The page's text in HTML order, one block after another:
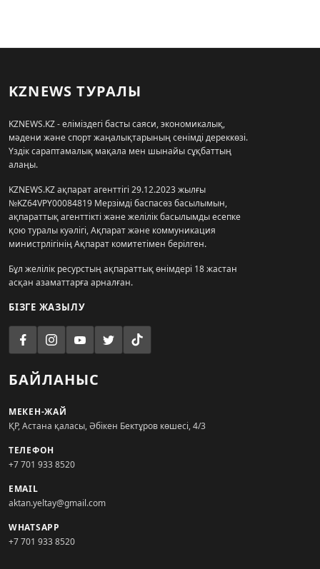
KZNEWS ТУРАЛЫ
KZNEWS.KZ - еліміздегі басты саяси, экономикалық,
мәдени және спорт жаңалықтарының сенімді дереккөзі.
Үздік сараптамалық мақала мен шынайы сұқбаттың
алаңы.
KZNEWS.KZ ақпарат агенттігі 29.12.2023 жылғы
№KZ64VPY00084819 Мерзімді баспасөз басылымын,
ақпараттық агенттікті және желілік басылымды есепке
қою туралы куәлігі, Ақпарат және коммуникация
министрлігінің Ақпарат комитетімен берілген.
Бұл желілік ресурстың ақпараттық өнімдері 18 жастан
асқан азаматтарға арналған.
БІЗГЕ ЖАЗЫЛУ
БАЙЛАНЫС
МЕКЕН-ЖАЙ
ҚР, Астана қаласы, Әбікен Бектұров көшесі, 4/3
ТЕЛЕФОН
+7 701 933 8520
EMAIL
aktan.yeltay@gmail.com
WHATSAPP
+7 701 933 8520